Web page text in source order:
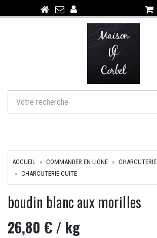
ACCUEIL COMMANDER EN LIGNE
CHARCUTERIE
CHARCUTERIE CUITE
boudin blanc aux morilles
26,80 €/ kg